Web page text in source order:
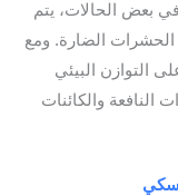
بعض الحالات، يتم
الحشرات الضارة. ومع
التوازن البيئي
النافعة والكائنات